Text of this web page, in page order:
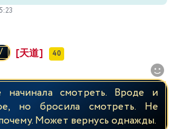
[天道] 40
смотреть. Вроде и
но бросила смотреть. Не
Может вернусь однажды.